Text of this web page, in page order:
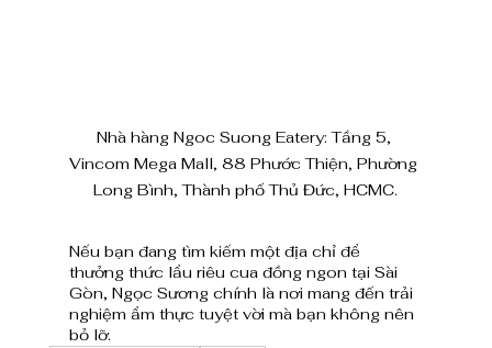
Nhà hàng Ngoc Suong Eatery: Tầng 5,
Vincom Mega Mall, 88 Phước Thiện, Phường
Long Bình, Thành phố Thủ Đức, HCMC.
Nếu bạn đang tìm kiếm một địa chỉ để
thưởng thức lẩu riêu cua đồng ngon tại Sài
Gòn, Ngọc Sương chính là nơi mang đến trải
nghiệm ẩm thực tuyệt vời mà bạn không nên
bỏ lỡ.